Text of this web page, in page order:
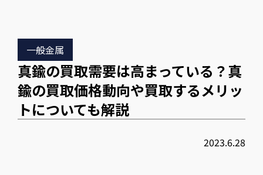
一般金属
真鍮の買取需要は高まっている？真
鍮の買取価格動向や買取するメリッ
トについても解説
2023.6.28